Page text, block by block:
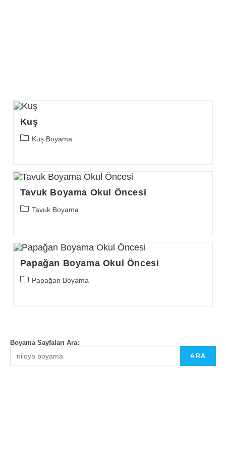
Kuş
PostKuş Boyama
Tavuk Boyama Okul Öncesi
PostTavuk Boyama
Papağan Boyama Okul Öncesi
PostPapağan Boyama
Boyama Sayfaları Ara:
ARA